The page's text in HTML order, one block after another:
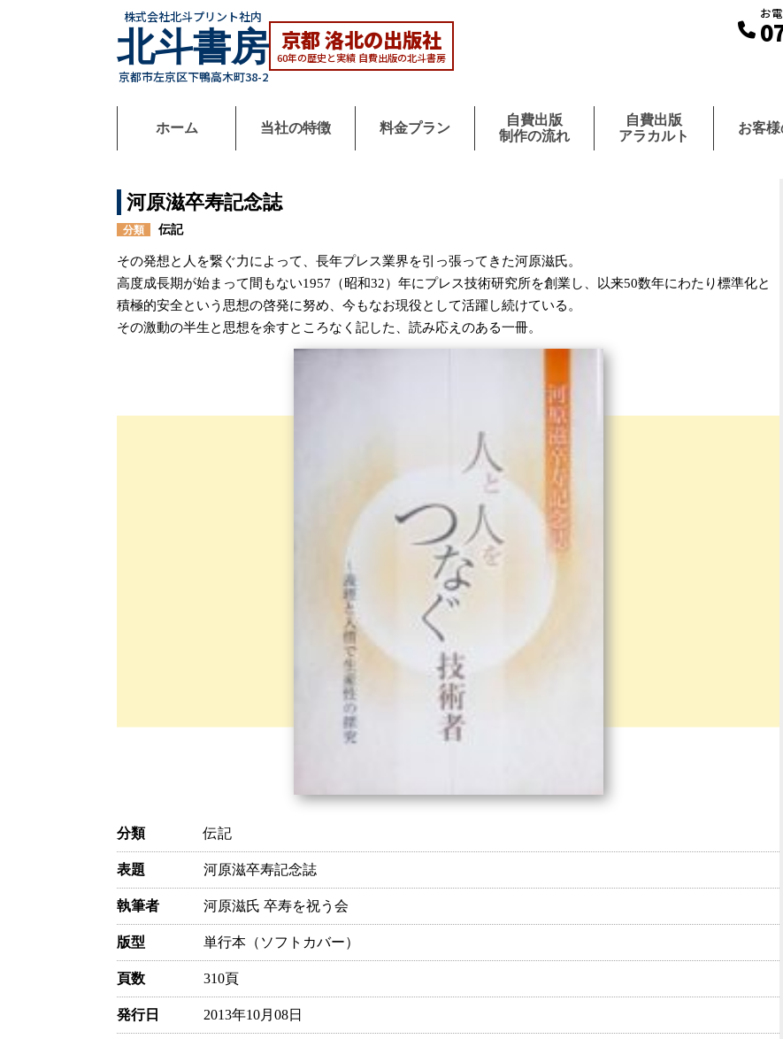
株式会社北斗プリント社内
北斗書房
京都市左京区下鴨高木町38-2
京都 洛北の出版社
60年の歴史と実績 自費出版の北斗書房
お
ホーム 当社の特徴 料金プラン
自費出版
制作の流れ
自費出版
アラカルト
お客
河原滋卒寿記念誌
分類 伝記
その発想と人を繋ぐ力によって、長年プレス業界を引っ張ってきた河原滋氏。
高度成長期が始まって間もない1957（昭和32）年にプレス技術研究所を創業し、以来50数年にわたり標準化と
積極的安全という思想の啓発に努め、今もなお現役として活躍し続けている。
その激動の半生と思想を余すところなく記した、読み応えのある一冊。
分類 伝記
表題 河原滋卒寿記念誌
執筆者 河原滋氏 卒寿を祝う会
版型 単行本（ソフトカバー）
頁数 310頁
発行日 2013年10月08日